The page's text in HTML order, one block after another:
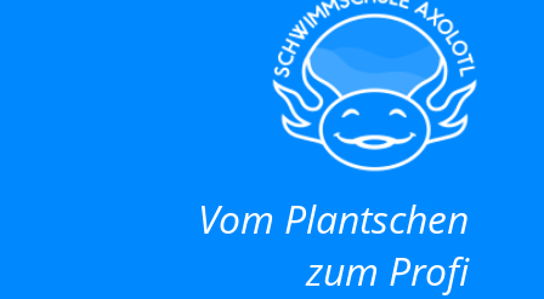
Vom Plantschen
zum Profi